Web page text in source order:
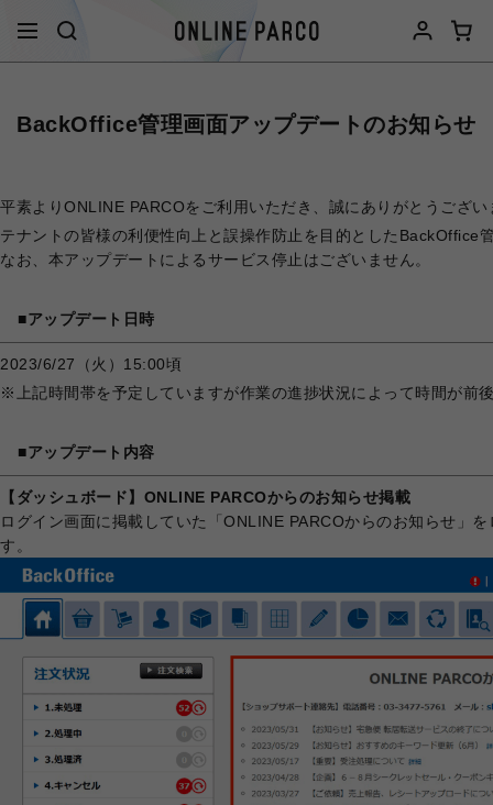
BackOffice管理画面アップデートのお知らせ
平素よりONLINE PARCOをご利用いただき、誠にありがとうござい
テナントの皆様の利便性向上と誤操作防止を目的としたBackOffice
なお、本アップデートによるサービス停止はございません。
■アップデート日時
2023/6/27（火）15:00頃
※上記時間帯を予定していますが作業の進捗状況によって時間が前
■アップデート内容
【ダッシュボード】ONLINE PARCOからのお知らせ掲載
ログイン画面に掲載していた「ONLINE PARCOからのお知らせ」
す。